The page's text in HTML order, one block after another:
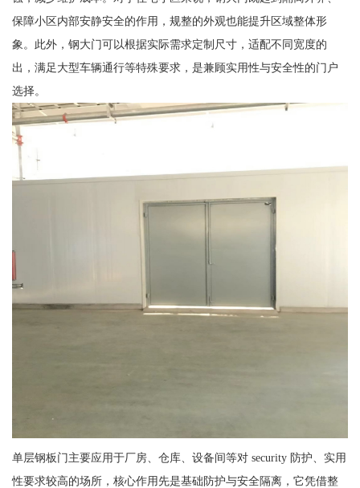
保障小区内部安静安全的作用，规整的外观也能提升区域整体形
象。此外，钢大门可以根据实际需求定制尺寸，适配不同宽度的
出，满足大型车辆通行等特殊要求，是兼顾实用性与安全性的门户
选择。
单层钢板门主要应用于厂房、仓库、设备间等对 security 防护、实用
性要求较高的场所，核心作用先是基础防护与安全隔离，它凭借整